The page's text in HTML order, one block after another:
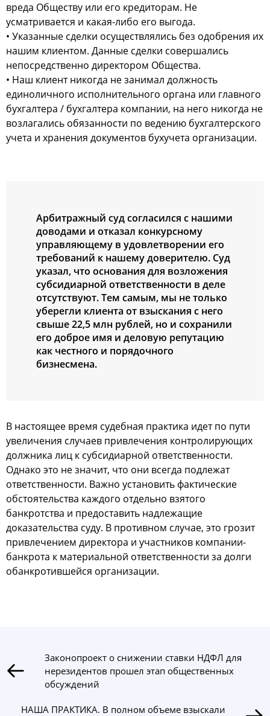
вреда Обществу или его кредиторам. Не
усматривается и какая-либо его выгода.
• Указанные сделки осуществлялись без одобрения их
нашим клиентом. Данные сделки совершались
непосредственно директором Общества.
• Наш клиент никогда не занимал должность
единоличного исполнительного органа или главного
бухгалтера / бухгалтера компании, на него никогда не
возлагались обязанности по ведению бухгалтерского
учета и хранения документов бухучета организации.
Арбитражный суд согласился с нашими
доводами и отказал конкурсному
управляющему в удовлетворении его
требований к нашему доверителю. Суд
указал, что основания для возложения
субсидиарной ответственности в деле
отсутствуют. Тем самым, мы не только
уберегли клиента от взыскания с него
свыше 22,5 млн рублей, но и сохранили
его доброе имя и деловую репутацию
как честного и порядочного
бизнесмена.
В настоящее время судебная практика идет по пути
увеличения случаев привлечения контролирующих
должника лиц к субсидиарной ответственности.
Однако это не значит, что они всегда подлежат
ответственности. Важно установить фактические
обстоятельства каждого отдельно взятого
банкротства и предоставить надлежащие
доказательства суду. В противном случае, это грозит
привлечением директора и участников компании-
банкрота к материальной ответственности за долги
обанкротившейся организации.
Законопроект о снижении ставки НДФЛ для
нерезидентов прошел этап общественных
обсуждений
НАША ПРАКТИКА. В полном объеме взыскали